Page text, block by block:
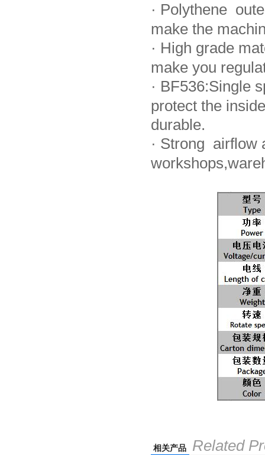
· Polythene
make the
· High grade
make you
· BF536:Single
protect the
durable.
· Strong airflow
相关产品 Related